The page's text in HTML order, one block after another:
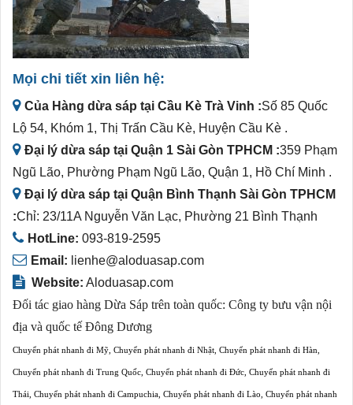
Mọi chi tiết xin liên hệ:
Của Hàng dừa sáp tại Cầu Kè Trà Vinh :Số 85 Quốc
Lộ 54, Khóm 1, Thị Trấn Cầu Kè, Huyện Cầu Kè .
Đại lý dừa sáp tại Quận 1 Sài Gòn TPHCM :359 Phạm
Ngũ Lão, Phường Phạm Ngũ Lão, Quận 1, Hồ Chí Minh .
Đại lý dừa sáp tại Quận Bình Thạnh Sài Gòn TPHCM
:Chỉ: 23/11A Nguyễn Văn Lạc, Phường 21 Bình Thạnh
HotLine: 093-819-2595
Email: lienhe@aloduasap.com
Website: Aloduasap.com
Đối tác giao hàng Dừa Sáp trên toàn quốc: Công ty bưu vận nội
địa và quốc tế Đông Dương
Chuyển phát nhanh đi Mỹ Chuyển phát nhanh đi Nhật Chuyển phát nhanh đi Hàn
Chuyển phát nhanh đi Trung Quốc Chuyển phát nhanh đi Đức Chuyển phát nhanh đi
Thái Chuyển phát nhanh đi Campuchia Chuyển phát nhanh đi Lào Chuyển phát nhanh